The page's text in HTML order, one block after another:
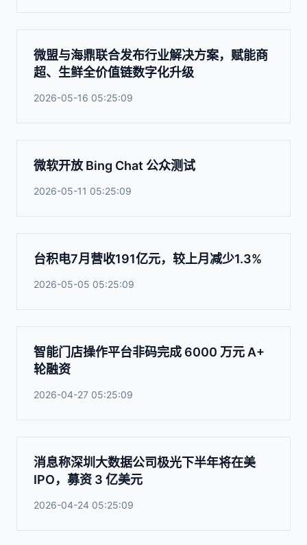
微盟与海鼎联合发布行业解决方案，赋能商
超、生鲜全价值链数字化升级
2026-05-16 05:25:09
微软开放 Bing Chat 公众测试
2026-05-11 05:25:09
台积电7月营收191亿元，较上月减少1.3%
2026-05-05 05:25:09
智能门店操作平台非码完成 6000 万元 A+
轮融资
2026-04-27 05:25:09
消息称深圳大数据公司极光下半年将在美
IPO，募资 3 亿美元
2026-04-24 05:25:09